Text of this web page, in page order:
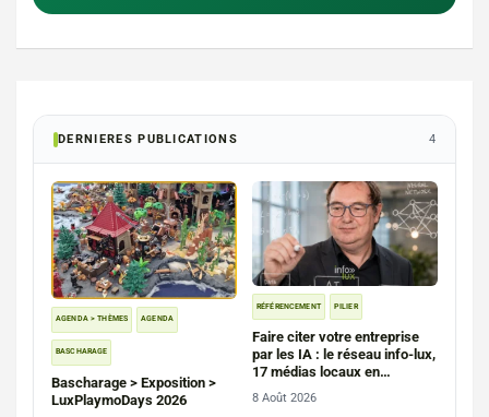
DERNIERES PUBLICATIONS 4
AGENDA > THÈMES AGENDA
BASCHARAGE
Bascharage > Exposition >
LuxPlaymoDays 2026
RÉFÉRENCEMENT PILIER
Faire citer votre entreprise
par les IA : le réseau info-lux,
17 médias locaux en
Belgique, en France et au
Luxembourg
8 Août 2026